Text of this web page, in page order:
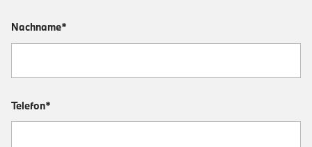
Nachname*
Telefon*